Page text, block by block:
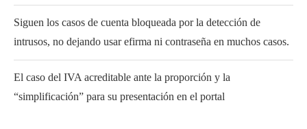
Siguen los casos de cuenta bloqueada por la detección de
intrusos, no dejando usar efirma ni contraseña en muchos casos.
El caso del IVA acreditable ante la proporción y la
“simplificación” para su presentación en el portal